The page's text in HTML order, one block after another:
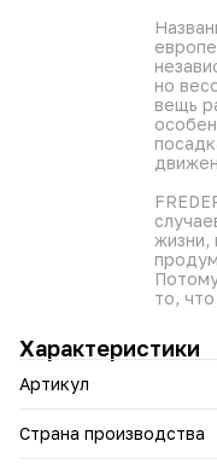
но
вещь
жизни,
то,
Характеристики
Артикул
Страна производства